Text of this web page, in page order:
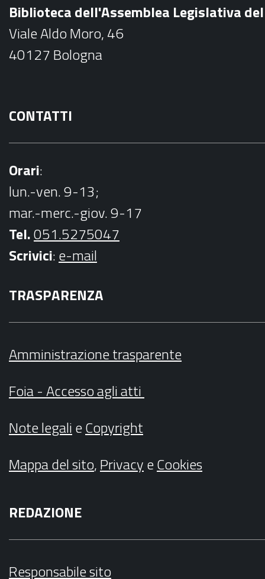
o
k
Biblioteca dell'Assemblea Legislativa
Viale Aldo Moro, 46
40127 Bologna
CONTATTI
Orari:
lun.-ven. 9-13;
mar.-merc.-giov. 9-17
Tel.051.5275047
Scrivici:e-mail
TRASPARENZA
Amministrazione trasparente
Foia - Accesso agli atti
Note legalieCopyright
Mappa del sito,PrivacyeCookies
REDAZIONE
Responsabile sito